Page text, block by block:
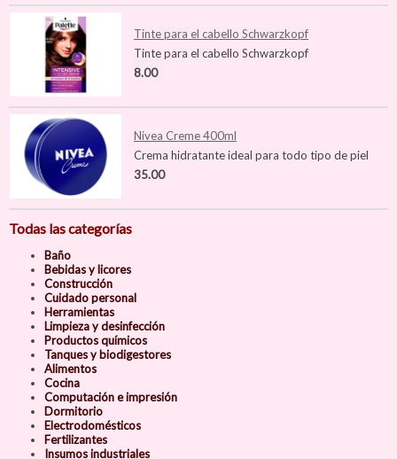
Tinte para el cabello Schwarzkopf
Tinte para el cabello Schwarzkopf
8.00
Nivea Creme 400ml
Crema hidratante ideal para todo tipo de piel
35.00
Todas las categorías
Baño
Bebidas y licores
Construcción
Cuidado personal
Herramientas
Limpieza y desinfección
Productos químicos
Tanques y biodigestores
Alimentos
Cocina
Computación e impresión
Dormitorio
Electrodomésticos
Fertilizantes
Insumos industriales